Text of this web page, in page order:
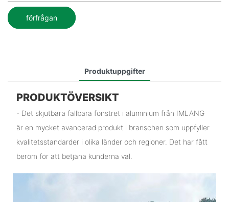
förfrågan
Produktuppgifter
PRODUKTÖVERSIKT
- Det skjutbara fällbara fönstret i aluminium från IMLANG
är en mycket avancerad produkt i branschen som uppfyller
kvalitetsstandarder i olika länder och regioner. Det har fått
beröm för att betjäna kunderna väl.